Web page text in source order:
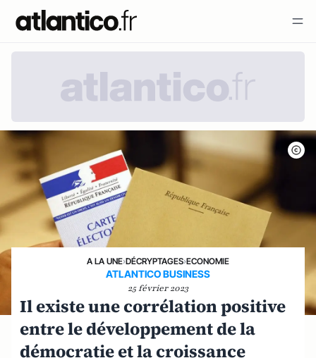
A LA UNE›DÉCRYPTAGES›ECONOMIE
ATLANTICO BUSINESS
25 février 2023
Il existe une corrélation positive
entre le développement de la
démocratie et la croissance